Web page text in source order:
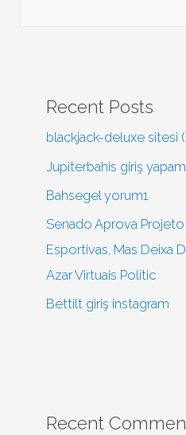
Recent Posts
blackjack-deluxe sitesi
Jupiterbahis giriş
Bahsegel yorum1
Senado Aprova Projeto
Esportivas, Mas Deixa
Azar Virtuais Polític
Bettilt giriş instagram
Recent